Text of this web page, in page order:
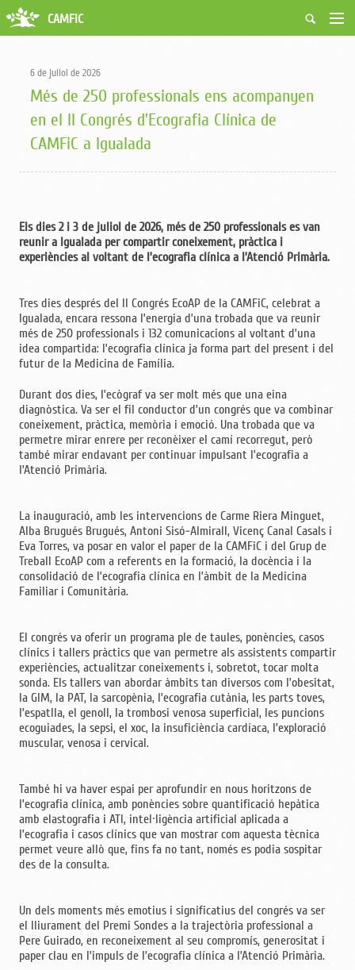
Qui som
Activitats
Borsa de treball
Ciutadans
CAMFiC
6 de juliol de 2026
Més de 250 professionals ens acompanyen
en el II Congrés d'Ecografia Clínica de
CAMFiC a Igualada
Els dies 2 i 3 de juliol de 2026, més de 250 professionals es van
reunir a Igualada per compartir coneixement, pràctica i
experiències al voltant de l’ecografia clínica a l’Atenció Primària.
Tres dies després del II Congrés EcoAP de la CAMFiC, celebrat a
Igualada, encara ressona l’energia d’una trobada que va reunir
més de 250 professionals i 132 comunicacions al voltant d’una
idea compartida: l’ecografia clínica ja forma part del present i del
futur de la Medicina de Família.
Durant dos dies, l’ecògraf va ser molt més que una eina
diagnòstica. Va ser el fil conductor d’un congrés que va combinar
coneixement, pràctica, memòria i emoció. Una trobada que va
permetre mirar enrere per reconèixer el camí recorregut, però
també mirar endavant per continuar impulsant l’ecografia a
l’Atenció Primària.
La inauguració, amb les intervencions de Carme Riera Minguet,
Alba Brugués Brugués, Antoni Sisó-Almirall, Vicenç Canal Casals i
Eva Torres, va posar en valor el paper de la CAMFiC i del Grup de
Treball EcoAP com a referents en la formació, la docència i la
consolidació de l’ecografia clínica en l’àmbit de la Medicina
Familiar i Comunitària.
El congrés va oferir un programa ple de taules, ponències, casos
clínics i tallers pràctics que van permetre als assistents compartir
experiències, actualitzar coneixements i, sobretot, tocar molta
sonda. Els tallers van abordar àmbits tan diversos com l’obesitat,
la GIM, la PAT, la sarcopènia, l’ecografia cutània, les parts toves,
l’espatlla, el genoll, la trombosi venosa superficial, les puncions
ecoguiades, la sepsi, el xoc, la insuficiència cardíaca, l’exploració
muscular, venosa i cervical.
També hi va haver espai per aprofundir en nous horitzons de
l’ecografia clínica, amb ponències sobre quantificació hepàtica
amb elastografia i ATI, intel·ligència artificial aplicada a
l’ecografia i casos clínics que van mostrar com aquesta tècnica
permet veure allò que, fins fa no tant, només es podia sospitar
des de la consulta.
Un dels moments més emotius i significatius del congrés va ser
el lliurament del Premi Sondes a la trajectòria professional a
Pere Guirado, en reconeixement al seu compromís, generositat i
paper clau en l’impuls de l’ecografia clínica a l’Atenció Primària.